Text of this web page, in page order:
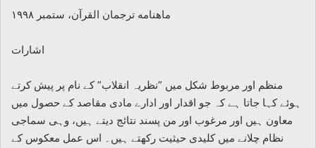
ماهنامه ترجمان القرآن، ستمبر ۱۹۹۸
اشارات
منظم اور مربوط شکل میں ”نظریہ انقلاب” کے نام پر پیش کرتے
ہوئے کہا جاتا ہے کہ جو اقدار اور ادارے مادی مقاصد کے حصول میں
معاون ہیں اور مرغوب اور من پسند نتائج دیتے ہیں، وہی سماجی
نظام چلانے میں کلیدی حیثیت رکھتے ہیں۔ اس عمل معکوس کے